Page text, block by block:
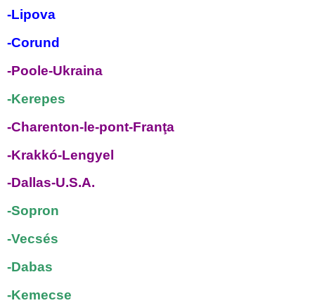
-Lipova
-Corund
-Poole-Ukraina
-Kerepes
-Charenton-le-pont-Franţa
-Krakkó-Lengyel
-Dallas-U.S.A.
-Sopron
-Vecsés
-Dabas
-Kemecse